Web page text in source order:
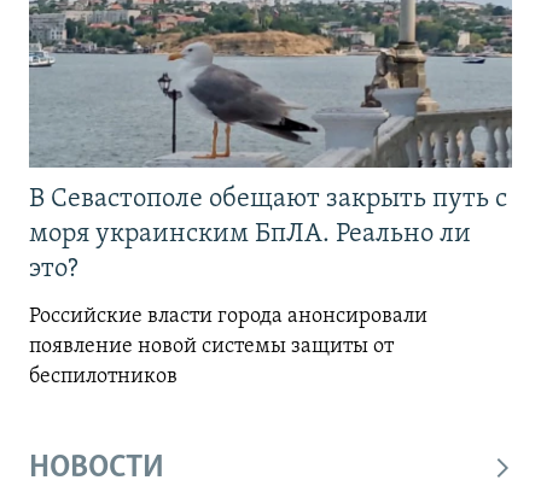
В Севастополе обещают закрыть путь с
моря украинским БпЛА. Реально ли
это?
Российские власти города анонсировали
появление новой системы защиты от
беспилотников
НОВОСТИ